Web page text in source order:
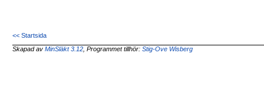
<< Startsida
Skapad avMinSläkt 3.12 , Programmet tillhör:Stig-Ove Wisberg